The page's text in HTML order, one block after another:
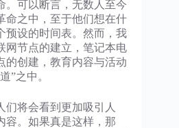
。可以断言，无数人至今
命之中，至于他们想在什
预设的时间表。然而，我
网节点的建立，笔记本电
的创建，教育内容与活动
”之中。
将会看到更加吸引人
容。如果真是这样，那